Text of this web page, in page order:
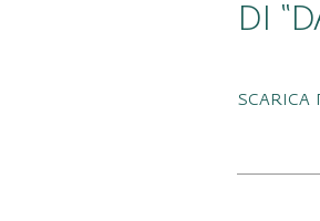
DI
scarica